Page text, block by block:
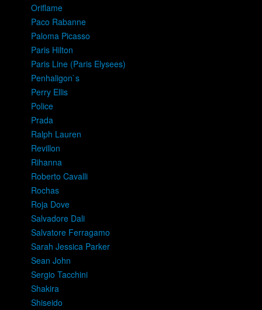
Oriflame
Paco Rabanne
Paloma Picasso
Paris Hilton
Paris Line (Paris Elysees)
Penhaligon`s
Perry Ellis
Police
Prada
Ralph Lauren
Revillon
Rihanna
Roberto Cavalli
Rochas
Roja Dove
Salvadore Dali
Salvatore Ferragamo
Sarah Jessica Parker
Sean John
Sergio Tacchini
Shakira
Shiseido